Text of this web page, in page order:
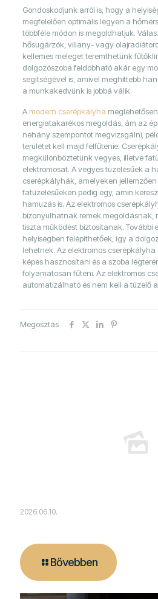
Gondoskodjunk arról is, hogy a
megfelelően optimális legyen a
többféle módon is megoldhatjuk.
hősugárzók, villany- vagy
kellemes meleget teremthetünk
dolgozószoba feldobható akár egy
segítségével is, amivel meghittebb
a munkakedvünk is jobbá válik.
A modern cserépkályha
energiatakarékos megoldás, ám az
néhány szempontot megvizsgálni,
területet kell majd felfűtenie.
megkülönböztetünk vegyes, illetve
elektromosat. A vegyes tüzelésűek a
cserépkályhák, amelyeken
fatüzelésűeken pedig egy, amin
hamuzás is. Az elektromos
bizonyulhatnak remek megoldásnak,
tiszta működést biztosítanak. További
helyiségben felépíthetőek, így a
lehetnek. Az elektromos
képes hasznosítani és a szoba
folyamatosan fűteni. Az elektromos
automatizálható és nem kell a tüzelő
Megosztás
2026.06.10.
Bővebben